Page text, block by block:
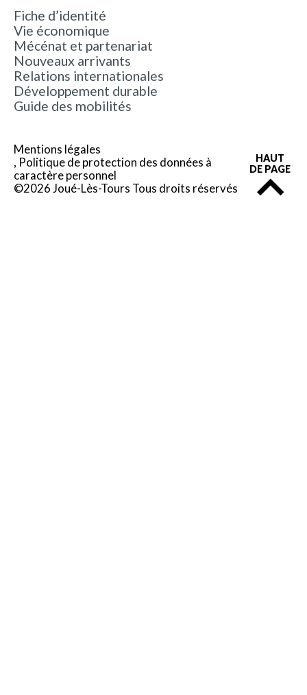
Fiche d’identité
Vie économique
Mécénat et partenariat
Nouveaux arrivants
Relations internationales
Développement durable
Guide des mobilités
Mentions légales
Politique de protection des données à
caractère personnel
©2026 Joué-Lès-Tours Tous droits réservés
HAUT
DE PAGE